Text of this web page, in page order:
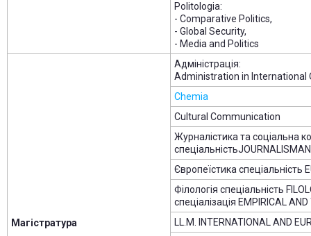
Politologia:
- Comparative Politics,
- Global Security,
- Media and Politics
Магістратура
Адміністрація:
Administration in International
Chemia
Cultural Communication
Журналістика та соціальна
Європеїстика спеціальність
Філологія спеціальність
спеціалізація EMPIRICAL
LL.M. INTERNATIONAL AND